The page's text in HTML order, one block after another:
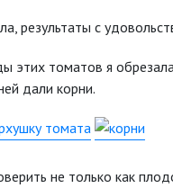
результаты с
этих томатов я
дали корни.
не только как